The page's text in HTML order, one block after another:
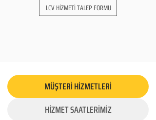
LCV HİZMETİ TALEP FORMU
MÜŞTERİ HİZMETLERİ
HİZMET SAATLERİMİZ